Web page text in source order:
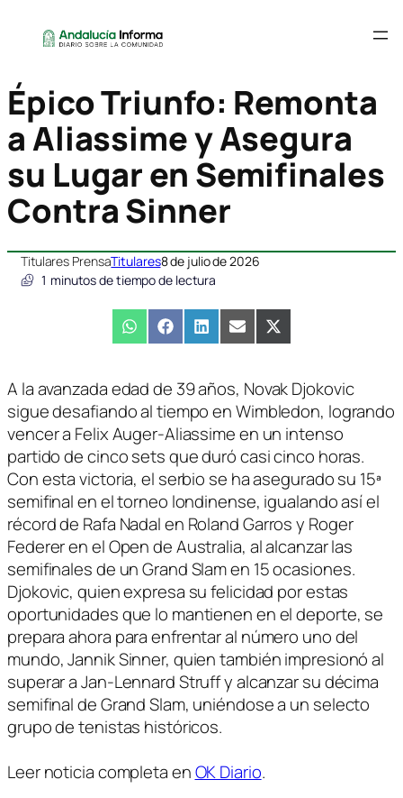
Épico Triunfo: Remonta
a Aliassime y Asegura
su Lugar en Semifinales
Contra Sinner
Titulares PrensaTitulares8 de julio de 2026
1 minutos de tiempo de lectura
Compartir
en
WhatsAppCompartir
en
FacebookCompartir
en
LinkedInCompartir
en
EmailCompartir
en
X
(Twitter)
A la avanzada edad de 39 años, Novak Djokovic
sigue desafiando al tiempo en Wimbledon, logrando
vencer a Felix Auger-Aliassime en un intenso
partido de cinco sets que duró casi cinco horas.
Con esta victoria, el serbio se ha asegurado su 15ª
semifinal en el torneo londinense, igualando así el
récord de Rafa Nadal en Roland Garros y Roger
Federer en el Open de Australia, al alcanzar las
semifinales de un Grand Slam en 15 ocasiones.
Djokovic, quien expresa su felicidad por estas
oportunidades que lo mantienen en el deporte, se
prepara ahora para enfrentar al número uno del
mundo, Jannik Sinner, quien también impresionó al
superar a Jan-Lennard Struff y alcanzar su décima
semifinal de Grand Slam, uniéndose a un selecto
grupo de tenistas históricos.
Leer noticia completa enOK Diario.